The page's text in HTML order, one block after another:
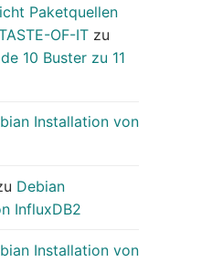
Paketquellen
OF-IT zu
10 Buster zu 11
Installation von
Debian
InfluxDB2
Installation von